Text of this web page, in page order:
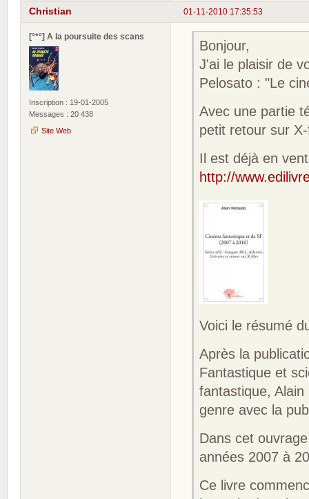
01-11-2010 17:35:53
Christian
[°*°] A la poursuite des scans
Inscription : 19-01-2005
Messages : 20 438
Site Web
Bonjour,
J'ai le plaisir de
Pelosato : "Le
Avec une partie
petit retour sur
Il est déjà en
http://
Voici le résumé
Après la
Fantastique et
fantastique,
genre avec la
Dans cet
années 2007 à
Ce livre